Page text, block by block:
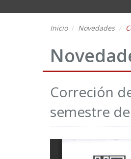
Inicio Novedades
Correción
semestre